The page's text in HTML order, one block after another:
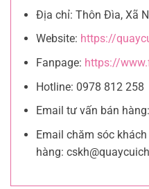
Địa chỉ: Thôn Đìa, Xã
Website: https://
Fanpage: https://
Hotline: 0978 812 258
Email tư vấn bán hàng:
Email chăm sóc khách
hàng: